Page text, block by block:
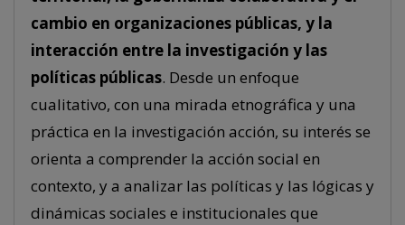
cambio en organizaciones públicas, y la
interacción entre la investigación y las
políticas públicas. Desde un enfoque
cualitativo, con una mirada etnográfica y una
práctica en la investigación acción, su interés se
orienta a comprender la acción social en
contexto, y a analizar las políticas y las lógicas y
dinámicas sociales e institucionales que